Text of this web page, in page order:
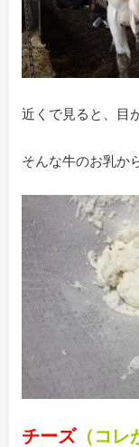
近くで見ると、目
そんな牛のお乳か
チーズ（コレ